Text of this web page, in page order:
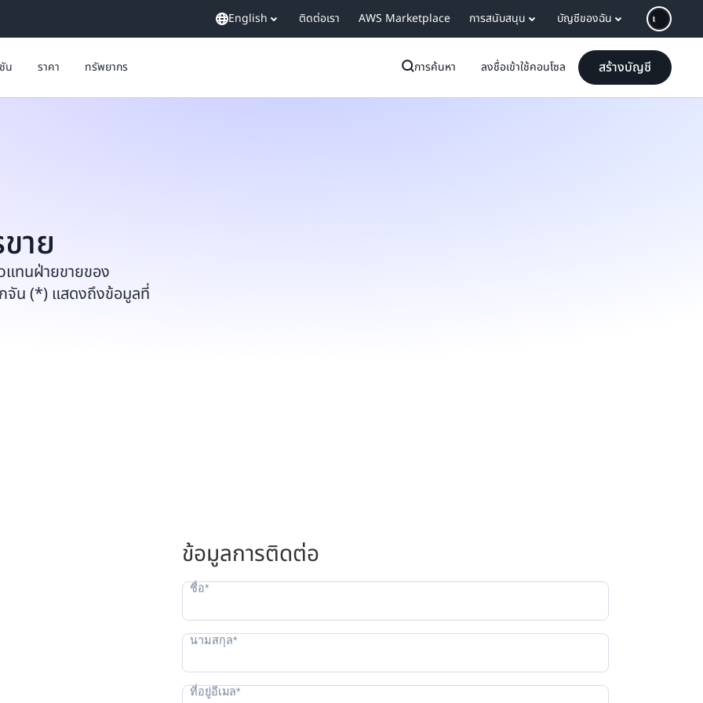
English ติดต่อเรา AWS Marketplace การสนับสนุน บัญชีของฉัน
น ราคา ทรัพยากร การค้นหา ลงชื่อเข้าใช้คอนโซล สร้างบัญชี
าย
ทนฝ่ายขายของ
จัน (*) แสดงถึงข้อมูลที่
ข้อมูลการติดต่อ